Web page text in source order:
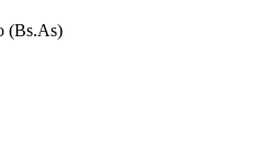
(Bs.As)